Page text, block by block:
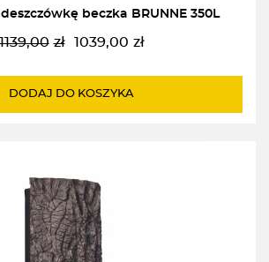
beczka BRUNNE 350L
zł
Pierwotna
wynosiła:
1039,00 zł
Aktualna
wynosi:
DODAJ DO KOSZYKA